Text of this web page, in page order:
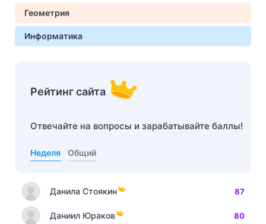
Геометрия
Информатика
Рейтинг сайта
Отвечайте на вопросы и зарабатывайте баллы!
Неделя Общий
Данила Стоякин 87
Даниил Юраков 80